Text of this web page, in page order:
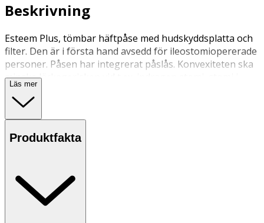
Beskrivning
Esteem Plus, tömbar häftpåse med hudskyddsplatta och
filter. Den är i första hand avsedd för ileostomiopererade
personer. Påsen har integrerat påslås. Konvexiteten ska
minska läckagerisken vid t.ex. indragen stomi, stomi i
hudplanet eller ojämnheter i huden. Hudskyddsplattan är
täckt av Durahesivematerial, vilket börjar svälla när det
kommer i kontakt med avföring.
Läs mer
Produktfakta